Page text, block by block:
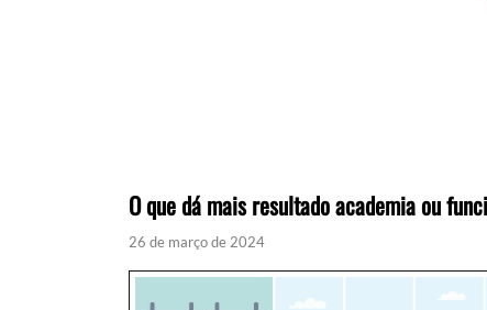
O que dá mais resultado academia ou
26 de março de 2024